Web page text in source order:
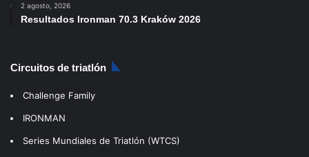
2 agosto, 2026
Resultados Ironman 70.3 Kraków 2026
Circuitos de triatlón
Challenge Family
IRONMAN
Series Mundiales de Triatlón (WTCS)